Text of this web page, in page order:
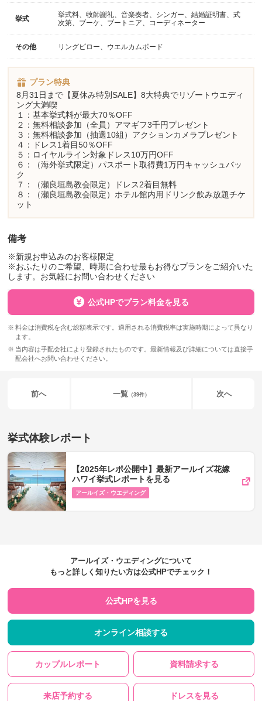
挙式
挙式料、牧師謝礼、音楽奏者、シンガー、結婚証明書、式
次第、ブーケ、ブートニア、コーディネーター
その他 リングピロー、ウエルカムボード
プラン特典
8月31日まで【夏休み特別SALE】8大特典でリゾートウエディ
ング大満喫
１：基本挙式料が最大70％OFF
２：無料相談参加（全員）アマギフ3千円プレゼント
３：無料相談参加（抽選10組）アクションカメラプレゼント
４：ドレス1着目50％OFF
５：ロイヤルライン対象ドレス10万円OFF
６：（海外挙式限定）パスポート取得費1万円キャッシュバッ
ク
７：（瀬良垣島教会限定）ドレス2着目無料
８：（瀬良垣島教会限定）ホテル館内用ドリンク飲み放題チケ
ット
備考
※新規お申込みのお客様限定
※おふたりのご希望、時期に合わせ最もお得なプランをご紹介いた
します。お気軽にお問い合わせください
公式HPでプラン料金を見る
料金は消費税を含む総額表示です。適用される消費税率は実施時期によって異なり
ます。
当内容は手配会社により登録されたものです。最新情報及び詳細については直接手
配会社へお問い合わせください。
前へ 一覧 （39件） 次へ
挙式体験レポート
【2025年レポ公開中】最新アールイズ花嫁
ハワイ挙式レポートを見る
アールイズ・ウエディング
アールイズ・ウエディングについて
もっと詳しく知りたい方は公式HPでチェック！
公式HPを見る
オンライン相談する
カップルレポート 資料請求する
来店予約する ドレスを見る